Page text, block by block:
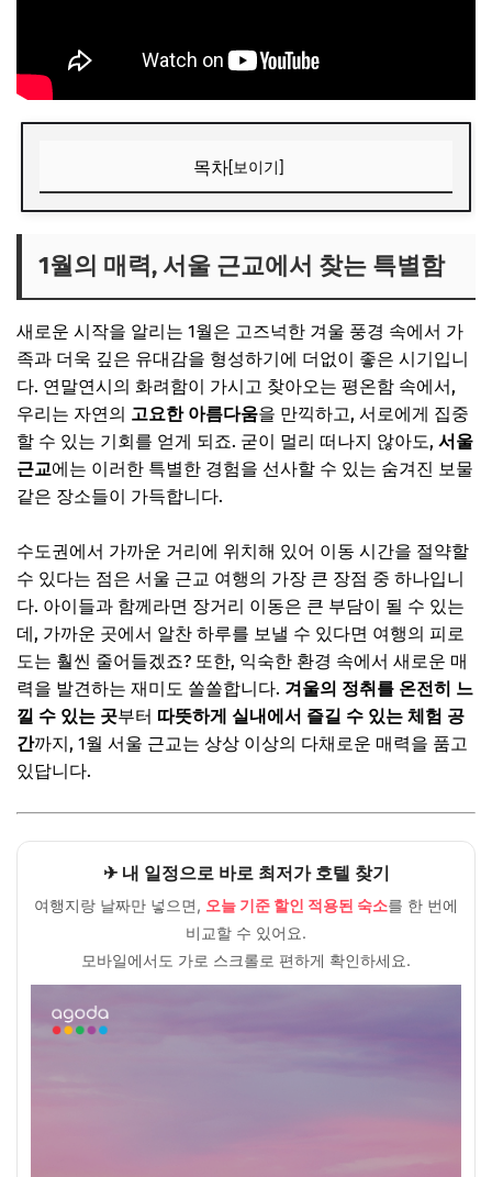
목차[보이기]
🎁 요즘 다들 사는 “가성비 꿀템” 먼저 보고 가세요
💸 넷플릭스·유튜브·ChatGPT, 제값 내지 말고 할인해서 쓰세
혼자서도 완벽한 여행 계획 세우기 (feat. 가족 만족 꿀팁)
🎁 요즘 다들 사는 “가성비 꿀템” 먼저 보고 가세요
💸 넷플릭스·유튜브·ChatGPT, 제값 내지 말고 할인해서 쓰세
요
추천 힐링 스팟 A: 자연 속에서 재충전
🎁 요즘 다들 사는 “가성비 꿀템” 먼저 보고 가세요
💸 넷플릭스·유튜브·ChatGPT, 제값 내지 말고 할인해서 쓰세
요
추천 힐링 스팟 B: 문화와 체험을 동시에
1. 용인 한국민속촌: 겨울의 정취가 더해진 시간 여행
💸 넷플릭스·유튜브·ChatGPT, 제값 내지 말고 할인해서 쓰세
Q. 1월에 서울 근교 여행, 너무 춥지 않을까요?
Q. 아이와 함께 즐길 수 있는 체험은 무엇이 있나요?
Q. 가족 모두의 취향을 맞추기 어려운데 팁이 있을까요?
💸 넷플릭스·유튜브·ChatGPT, 제값 내지 말고 할인해서 쓰세
요
1월의 매력, 서울 근교에서 찾는 특별함
새로운 시작을 알리는 1월은 고즈넉한 겨울 풍경 속에서 가
족과 더욱 깊은 유대감을 형성하기에 더없이 좋은 시기입니
다. 연말연시의 화려함이 가시고 찾아오는 평온함 속에서,
우리는 자연의 고요한 아름다움을 만끽하고, 서로에게 집중
할 수 있는 기회를 얻게 되죠. 굳이 멀리 떠나지 않아도, 서울
근교에는 이러한 특별한 경험을 선사할 수 있는 숨겨진 보물
같은 장소들이 가득합니다.
수도권에서 가까운 거리에 위치해 있어 이동 시간을 절약할
수 있다는 점은 서울 근교 여행의 가장 큰 장점 중 하나입니
다. 아이들과 함께라면 장거리 이동은 큰 부담이 될 수 있는
데, 가까운 곳에서 알찬 하루를 보낼 수 있다면 여행의 피로
도는 훨씬 줄어들겠죠? 또한, 익숙한 환경 속에서 새로운 매
력을 발견하는 재미도 쏠쏠합니다. 겨울의 정취를 온전히 느
낄 수 있는 곳부터 따뜻하게 실내에서 즐길 수 있는 체험 공
간까지, 1월 서울 근교는 상상 이상의 다채로운 매력을 품고
있답니다.
✈ 내 일정으로 바로 최저가 호텔 찾기
여행지랑 날짜만 넣으면, 오늘 기준 할인 적용된 숙소를 한 번에
비교할 수 있어요.
모바일에서도 가로 스크롤로 편하게 확인하세요.